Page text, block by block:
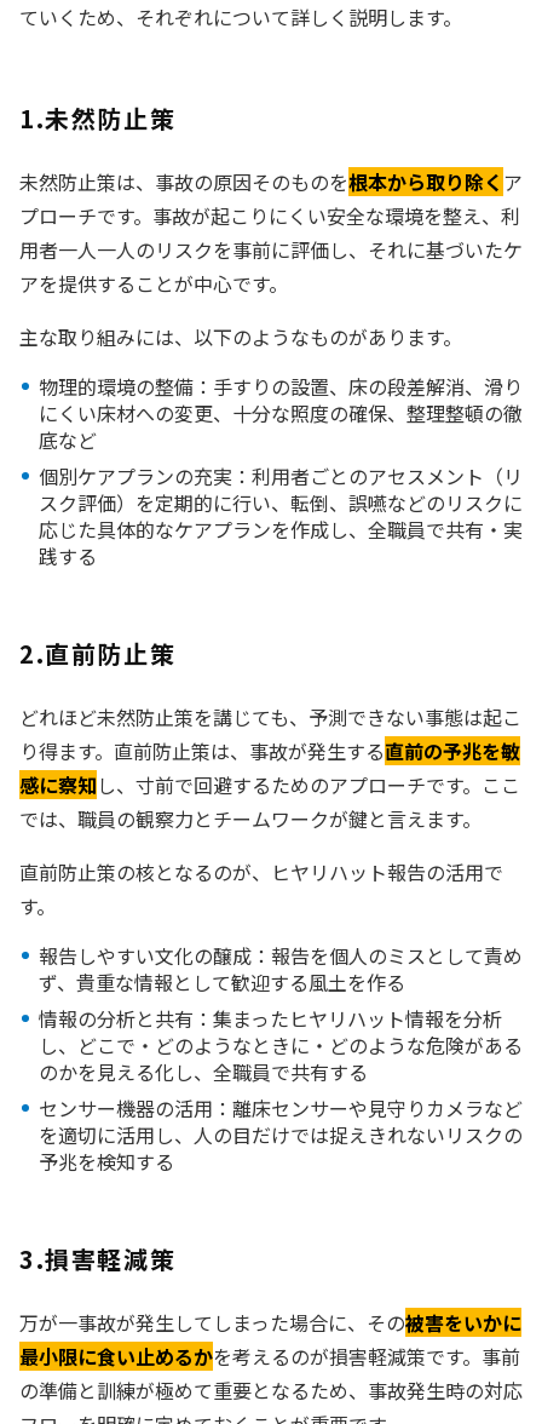
ていくため、それぞれについて詳しく説明します。
1.未然防止策
未然防止策は、事故の原因そのものを根本から取り除く ア
プローチです。事故が起こりにくい安全な環境を整え、利
用者一人一人のリスクを事前に評価し、それに基づいたケ
アを提供することが中心です。
主な取り組みには、以下のようなものがあります。
物理的環境の整備：手すりの設置、床の段差解消、滑り
にくい床材への変更、十分な照度の確保、整理整頓の徹
底など
個別ケアプランの充実：利用者ごとのアセスメント（リ
スク評価）を定期的に行い、転倒、誤嚥などのリスクに
応じた具体的なケアプランを作成し、全職員で共有・実
践する
2.直前防止策
どれほど未然防止策を講じても、予測できない事態は起こ
り得ます。直前防止策は、事故が発生する直前の予兆を敏
感に察知し、寸前で回避するためのアプローチです。ここ
では、職員の観察力とチームワークが鍵と言えます。
直前防止策の核となるのが、ヒヤリハット報告の活用で
す。
報告しやすい文化の醸成：報告を個人のミスとして責め
ず、貴重な情報として歓迎する風土を作る
情報の分析と共有：集まったヒヤリハット情報を分析
し、どこで・どのようなときに・どのような危険がある
のかを見える化し、全職員で共有する
センサー機器の活用：離床センサーや見守りカメラなど
を適切に活用し、人の目だけでは捉えきれないリスクの
予兆を検知する
3.損害軽減策
万が一事故が発生してしまった場合に、その被害をいかに
最小限に食い止めるかを考えるのが損害軽減策です。事前
の準備と訓練が極めて重要となるため、事故発生時の対応